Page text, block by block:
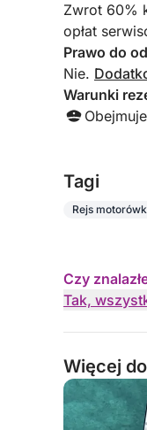
Zwrot 60%
opłat
Prawo do
Nie.
Warunki
Tagi
Rejs
Czy
Tak,
Więcej